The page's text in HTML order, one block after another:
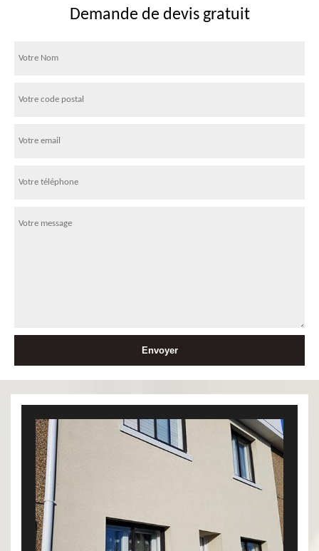
Demande de devis gratuit